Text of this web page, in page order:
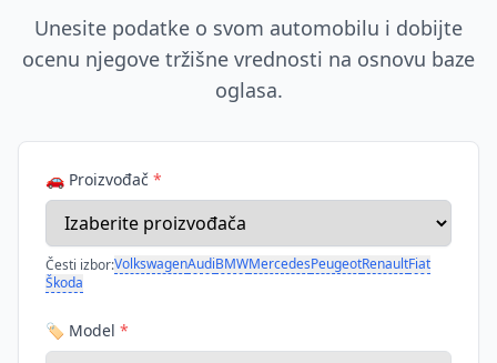
Unesite podatke o svom automobilu i dobijte
ocenu njegove tržišne vrednosti na osnovu baze
oglasa.
🚗 Proizvođač *
Česti izbor:VolkswagenAudiBMWMercedesPeugeotRenaultFiat
Škoda
🏷️ Model *